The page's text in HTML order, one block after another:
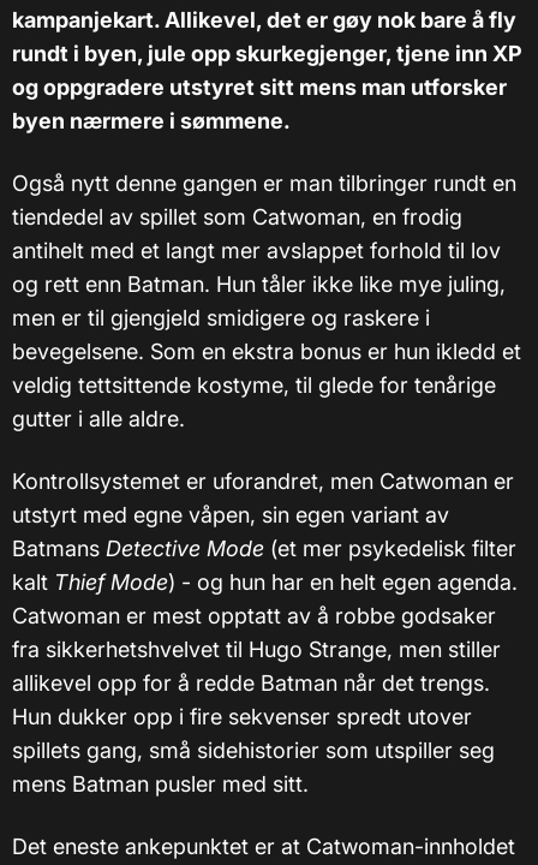
kampanjekart. Allikevel, det er gøy nok bare å fly
rundt i byen, jule opp skurkegjenger, tjene inn XP
og oppgradere utstyret sitt mens man utforsker
byen nærmere i sømmene.
Også nytt denne gangen er man tilbringer rundt en
tiendedel av spillet som Catwoman, en frodig
antihelt med et langt mer avslappet forhold til lov
og rett enn Batman. Hun tåler ikke like mye juling,
men er til gjengjeld smidigere og raskere i
bevegelsene. Som en ekstra bonus er hun ikledd et
veldig tettsittende kostyme, til glede for tenårige
gutter i alle aldre.
Kontrollsystemet er uforandret, men Catwoman er
utstyrt med egne våpen, sin egen variant av
Batmans Detective Mode (et mer psykedelisk filter
kalt Thief Mode) - og hun har en helt egen agenda.
Catwoman er mest opptatt av å robbe godsaker
fra sikkerhetshvelvet til Hugo Strange, men stiller
allikevel opp for å redde Batman når det trengs.
Hun dukker opp i fire sekvenser spredt utover
spillets gang, små sidehistorier som utspiller seg
mens Batman pusler med sitt.
Det eneste ankepunktet er at Catwoman-innholdet